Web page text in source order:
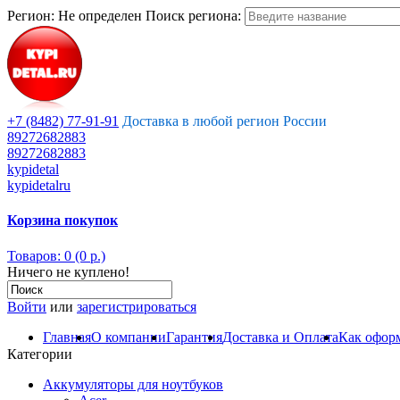
Регион: Не определен Поиск региона:
+7 (8482) 77-91-91 Доставка в любой регион России
89272682883
89272682883
kypidetal
kypidetalru
Корзина покупок
Товаров: 0 (0 р.)
Ничего не куплено!
Войти или зарегистрироваться
ГлавнаяО компанииГарантияДоставка и ОплатаКак
Категории
Аккумуляторы для ноутбуков